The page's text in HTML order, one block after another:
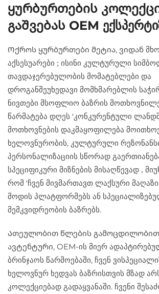
ყურბურთების
გაშვებას OEM
Ოქროს ყურბურთები მეტია, ვიდან
აქსესუარები ; ისინი კულტურული
თავდაჯერებულობის მომატებლები და
დროგანშეუხედავი მომხმარებლის
ნივთები მსოფლიო ბაზრის
წარმატება დღეს 'კონკურენტული
მოთხოვნების დაკმაყოფილება
ხელოვნურობის, კულტურული
პერსონალიზაციის სწორად
სპეციფიკური მიზნების მისაღწევად ,
რომ 'ჩვენ მივმართავთ ლაქსური
მოდის პლატფორმებს ან
მემკვიდრეობის ბაზრებს.
Ათეულობით წლების
ავტენტური, OEM-ის მიერ
ბრინჯაოს წარმოებაში, ჩვენ
ხელოვნურ ხედვას ბაზრისთვის მზად
კოლექციებად გადაყვანაში. ჩვენი